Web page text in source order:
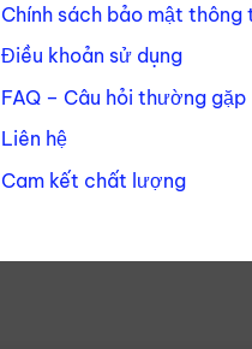
Chính sách bảo mật thông
Điều khoản sử dụng
FAQ – Câu hỏi thường gặp
Liên hệ
Cam kết chất lượng